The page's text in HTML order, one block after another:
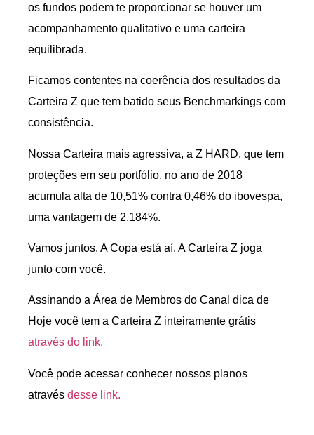
os fundos podem te proporcionar se houver um
acompanhamento qualitativo e uma carteira
equilibrada.
Ficamos contentes na coerência dos resultados da
Carteira Z que tem batido seus Benchmarkings com
consistência.
Nossa Carteira mais agressiva, a Z HARD, que tem
proteções em seu portfólio, no ano de 2018
acumula alta de 10,51% contra 0,46% do ibovespa,
uma vantagem de 2.184%.
Vamos juntos. A Copa está aí. A Carteira Z joga
junto com você.
Assinando a Área de Membros do Canal dica de
Hoje você tem a Carteira Z inteiramente grátis
através do link.
Você pode acessar conhecer nossos planos
através desse link.